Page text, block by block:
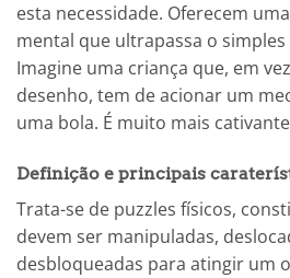
esta necessidade. Oferecem
mental que ultrapassa o
Imagine uma criança que, em
desenho, tem de acionar um
uma bola. É muito mais
Definição e principais
Trata-se de puzzles físicos,
devem ser manipuladas,
desbloqueadas para atingir um